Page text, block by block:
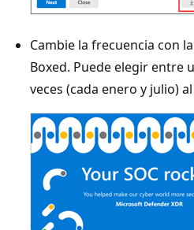
Cambie la frecuencia con
Boxed. Puede elegir entre
veces (cada enero y julio)